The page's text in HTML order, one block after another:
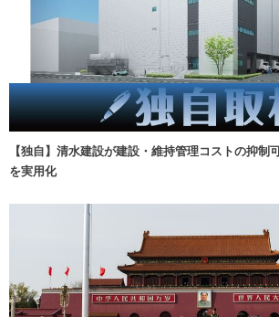
【独自】清水建設が建設・維持管理コストの抑制
を実用化